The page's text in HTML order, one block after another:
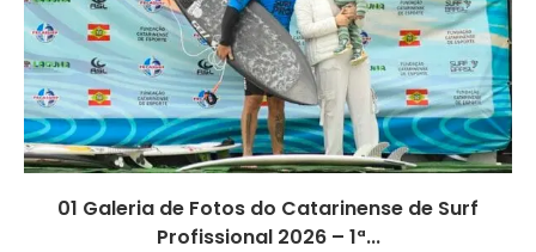
01 Galeria de Fotos do Catarinense de Surf
Profissional 2026 – 1ª...